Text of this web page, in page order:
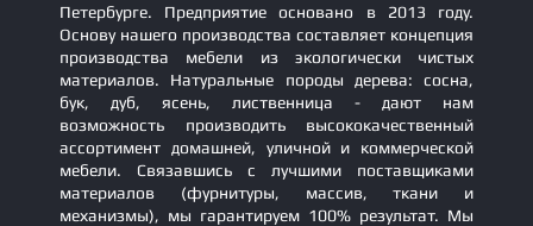
Петербурге. Предприятие основано в 2013 году.
Основу нашего производства составляет концепция
производства мебели из экологически чистых
материалов. Натуральные породы дерева: сосна,
бук, дуб, ясень, лиственница - дают нам
возможность производить высококачественный
ассортимент домашней, уличной и коммерческой
мебели. Связавшись с лучшими поставщиками
материалов (фурнитуры, массив, ткани и
механизмы), мы гарантируем 100% результат. Мы